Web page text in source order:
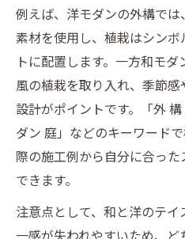
例えば、洋モダンの外構で
素材を使用し、植栽はシン
トに配置します。一方和モ
風の植栽を取り入れ、季節
設計がポイントです。「外
ダン 庭」などのキーワード
際の施工例から自分に合っ
できます。
注意点として、和と洋のテイ